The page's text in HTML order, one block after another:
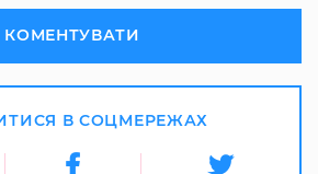
КОМЕНТУВАТИ
В СОЦМЕРЕЖАХ